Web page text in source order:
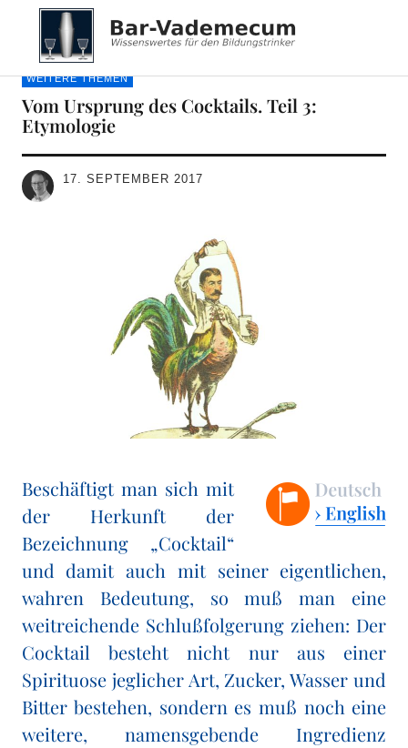
Bar-Vademecum
WEITERE THEMEN
Vom Ursprung des Cocktails. Teil 3:
Etymologie
17. SEPTEMBER 2017
Beschäftigt man sich mit
der Herkunft der
Bezeichnung „Cocktail“
und damit auch mit seiner eigentlichen,
wahren Bedeutung, so muß man eine
weitreichende Schlußfolgerung ziehen: Der
Cocktail besteht nicht nur aus einer
Spirituose jeglicher Art, Zucker, Wasser und
Bitter bestehen, sondern es muß noch eine
weitere, namensgebende Ingredienz